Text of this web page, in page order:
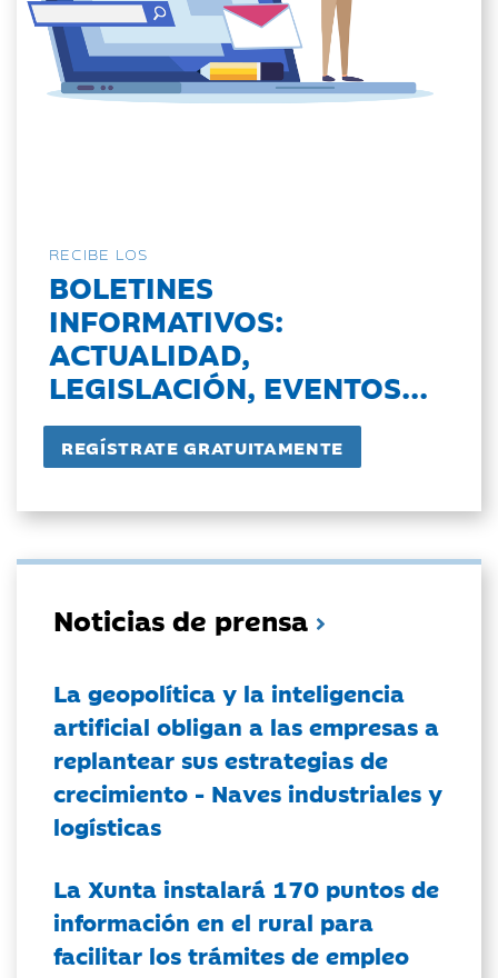
RECIBE LOS
BOLETINES
INFORMATIVOS:
ACTUALIDAD,
LEGISLACIÓN, EVENTOS...
Noticias de prensa
La geopolítica y la inteligencia
artificial obligan a las empresas a
replantear sus estrategias de
crecimiento - Naves industriales y
logísticas
La Xunta instalará 170 puntos de
información en el rural para
facilitar los trámites de empleo